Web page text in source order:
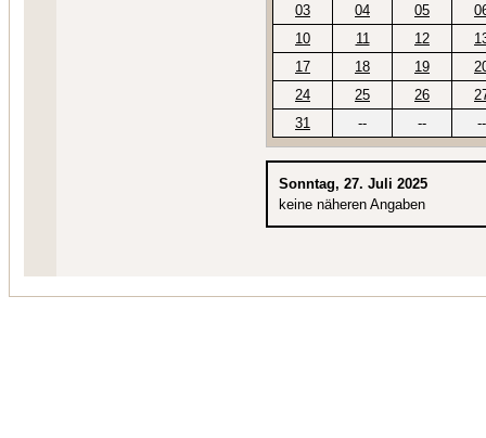
03
04 05
10
11 12
17
18 19
24
25 26
31
-- -- --
Sonntag, 27. Juli 2025
keine näheren Angaben